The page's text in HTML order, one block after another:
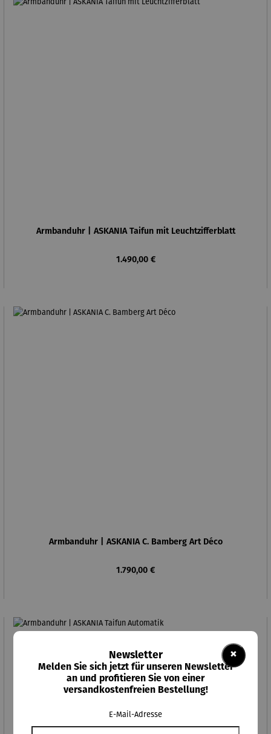
Armbanduhr | ASKANIA Taifun mit Leuchtzifferblatt
Regulärer Preis:
1.490,00 €
Armbanduhr | ASKANIA C. Bamberg Art Déco
Regulärer Preis:
1.790,00 €
×
Newsletter
Melden Sie sich jetzt für unseren Newsletter
an und profitieren Sie von einer
versandkostenfreien Bestellung!
E-Mail-Adresse